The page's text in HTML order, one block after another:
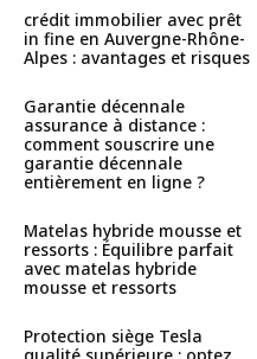
crédit immobilier avec prêt
in fine en Auvergne-Rhône-
Alpes : avantages et risques
Garantie décennale
assurance à distance :
comment souscrire une
garantie décennale
entièrement en ligne ?
Matelas hybride mousse et
ressorts : Équilibre parfait
avec matelas hybride
mousse et ressorts
Protection siège Tesla